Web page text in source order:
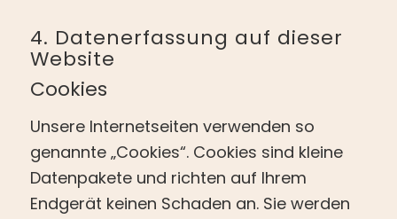
4. Datenerfassung auf dieser
Website
Cookies
Unsere Internetseiten verwenden so
genannte „Cookies“. Cookies sind kleine
Datenpakete und richten auf Ihrem
Endgerät keinen Schaden an. Sie werden